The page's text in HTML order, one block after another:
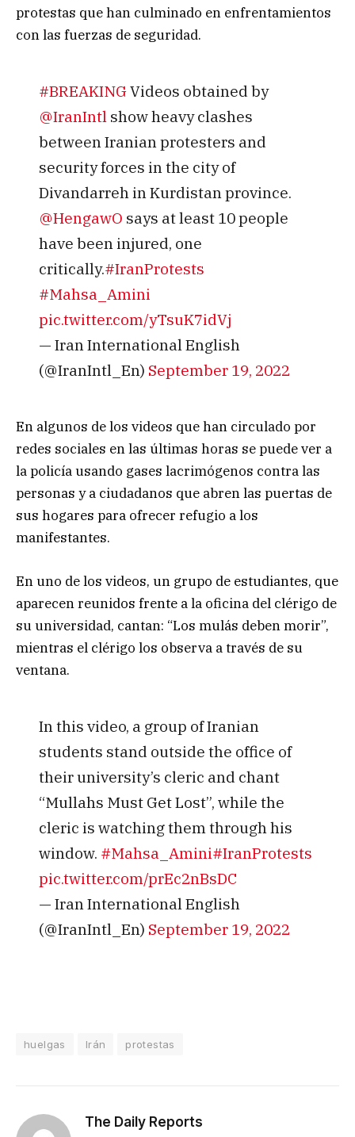
protestas que han culminado en enfrentamientos
con las fuerzas de seguridad.
#BREAKINGVideos obtained by
@IranIntlshow heavy clashes
between Iranian protesters and
security forces in the city of
Divandarreh in Kurdistan province.
@HengawO says at least 10 people
have been injured, one
critically.#IranProtests
#Mahsa_Amini
pic.twitter.com/yTsuK7idVj
— Iran International English
(@IranIntl_En) September 19, 2022
En algunos de los videos que han circulado por
redes sociales en las últimas horas se puede ver a
la policía usando gases lacrimógenos contra las
personas y a ciudadanos que abren las puertas de
sus hogares para ofrecer refugio a los
manifestantes.
En uno de los videos, un grupo de estudiantes, que
aparecen reunidos frente a la oficina del clérigo de
su universidad, cantan: “Los mulás deben morir”,
mientras el clérigo los observa a través de su
ventana.
In this video, a group of Iranian
students stand outside the office of
their university’s cleric and chant
“Mullahs Must Get Lost”, while the
cleric is watching them through his
window. #Mahsa_Amini#IranProtests
pic.twitter.com/prEc2nBsDC
— Iran International English
(@IranIntl_En) September 19, 2022
huelgas Irán protestas
The Daily Reports